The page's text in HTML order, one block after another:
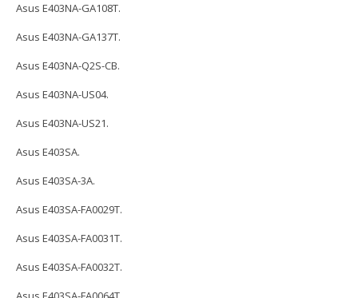
Asus E403NA-GA108T.
Asus E403NA-GA137T.
Asus E403NA-Q2S-CB.
Asus E403NA-US04.
Asus E403NA-US21.
Asus E403SA.
Asus E403SA-3A.
Asus E403SA-FA0029T.
Asus E403SA-FA0031T.
Asus E403SA-FA0032T.